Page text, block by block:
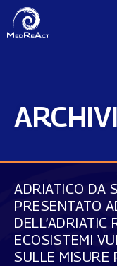
ADRIATICO DA
PRESENTATO
DELL’ADRIATIC
ECOSISTEMI
SULLE MISURE